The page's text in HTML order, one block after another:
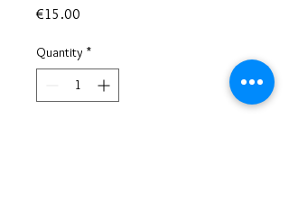
€15.00
Quantity *